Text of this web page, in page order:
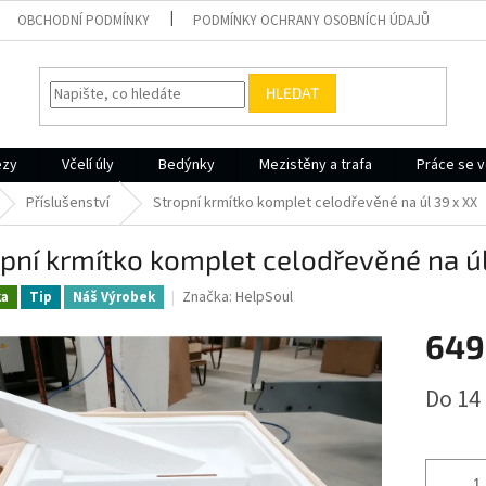
OBCHODNÍ PODMÍNKY PODMÍNKY OCHRANY OSOBNÍCH ÚDAJŮ
HLEDAT
Včelí úly Bedýnky Mezistěny a trafa Práce se
Příslušenství Stropní krmítko komplet celodřevěné na úl 39 x XX
krmítko komplet celodřevěné na
Tip Náš Výrobek Značka: HelpSoul
cena:
Do